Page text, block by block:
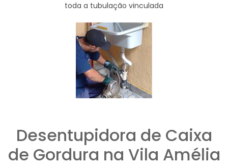
toda a tubulação vinculada
Desentupidora de Caixa
de Gordura na Vila Amélia